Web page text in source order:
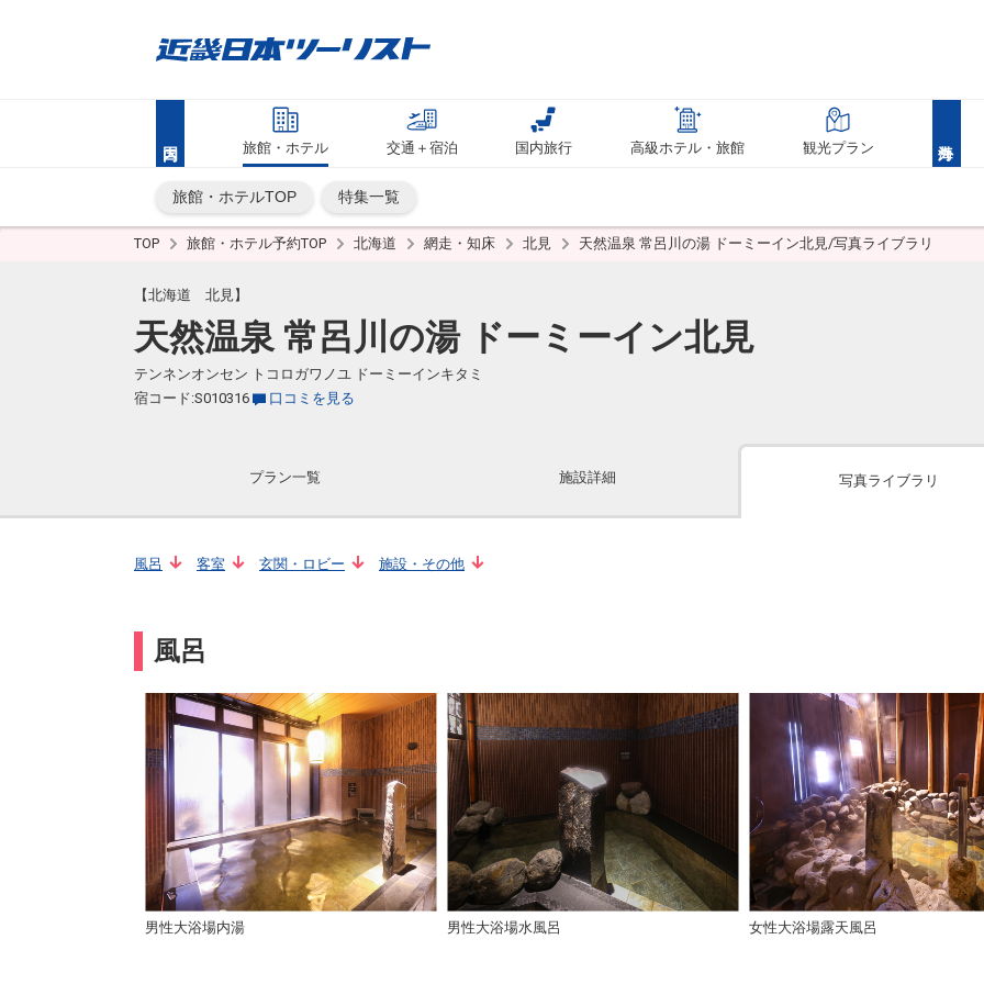
旅館・ホテル 交通＋宿泊 国内旅行 高級ホテル・旅館 観光プラン
旅館・ホテルTOP 特集一覧
TOP 旅館・ホテル予約TOP 北海道 網走・知床 北見 天然温泉 常呂川の湯 ドーミーイン北見/写真ライブラリ
【北海道 北見】
天然温泉 常呂川の湯 ドーミーイン北見
テンネンオンセン トコロガワノユ ドーミーインキタミ
宿コード:S010316
口コミを見る
プラン一覧 施設詳細 写真ライブラリ
風呂 客室 玄関・ロビー 施設・その他
風呂
男性大浴場内湯 男性大浴場水風呂 女性大浴場露天風呂